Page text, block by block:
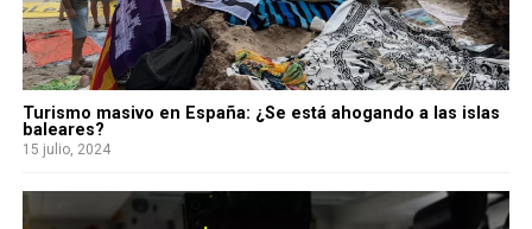
Turismo masivo en España: ¿Se está ahogando a las islas
baleares?
15 julio, 2024